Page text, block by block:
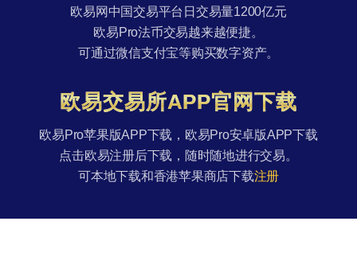
欧易网中国交易平台日交易量1200亿元
欧易Pro法币交易越来越便捷。
可通过微信支付宝等购买数字资产。
欧易交易所APP官网下载
欧易Pro苹果版APP下载，欧易Pro安卓版APP下载
点击欧易注册后下载，随时随地进行交易。
可本地下载和香港苹果商店下载注册